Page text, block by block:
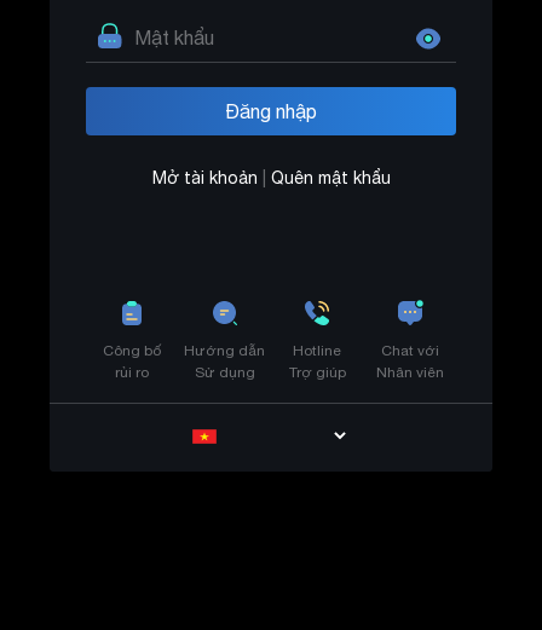
Mở tài khoản Quên mật khẩu
Công bố
rủi ro
Hướng dẫn
Sử dụng
Hotline
Trợ giúp
Chat với
Nhân viên